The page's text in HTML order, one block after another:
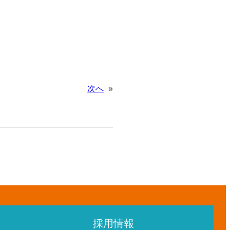
次へ »
採用情報